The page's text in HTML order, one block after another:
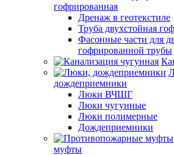
гофрированная
Дренаж в геотекстиле
Труба двухстойная
Фасонные части для
гофрированной трубы
дождеприемники
Люки ВЧШГ
Люки чугунные
Люки полимерные
Дождеприемники
муфты